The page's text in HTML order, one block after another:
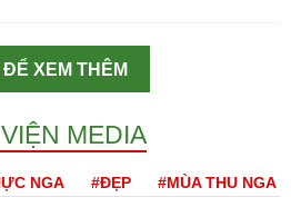
ĐỂ XEM THÊM
MEDIA
NGA #ĐẸP #MÙA THU NGA